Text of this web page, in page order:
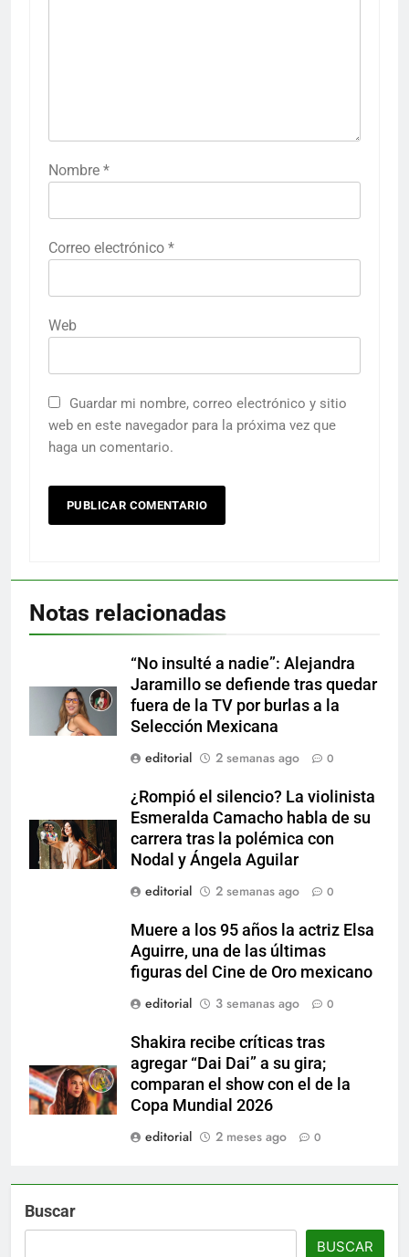
Nombre *
Correo electrónico *
Web
Guardar mi nombre, correo electrónico y sitio
web en este navegador para la próxima vez que
haga un comentario.
Notas relacionadas
“No insulté a nadie”: Alejandra
Jaramillo se defiende tras quedar
fuera de la TV por burlas a la
Selección Mexicana
editorial
2 semanas ago 0
¿Rompió el silencio? La violinista
Esmeralda Camacho habla de su
carrera tras la polémica con
Nodal y Ángela Aguilar
editorial
2 semanas ago 0
Muere a los 95 años la actriz Elsa
Aguirre, una de las últimas
figuras del Cine de Oro mexicano
editorial
3 semanas ago 0
Shakira recibe críticas tras
agregar “Dai Dai” a su gira;
comparan el show con el de la
Copa Mundial 2026
editorial
2 meses ago 0
Buscar
BUSCAR